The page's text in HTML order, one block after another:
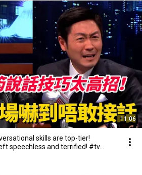
11:06
skills are top-tier!
speechless and terrified! #tv...